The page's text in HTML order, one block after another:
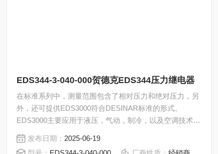
EDS344-3-040-000贺德克EDS344压力继电器
在标准系列中，测量范围包含了相对压力和绝对压力，另
外，还可提供EDS3000符合DESINAR标准的形式。
EDS3000主要应用于液压，气动，制冷，以及空调技术领
域。贺德克EDS344压力继电器EDS344-3-040-000
发布日期： 2025-06-19